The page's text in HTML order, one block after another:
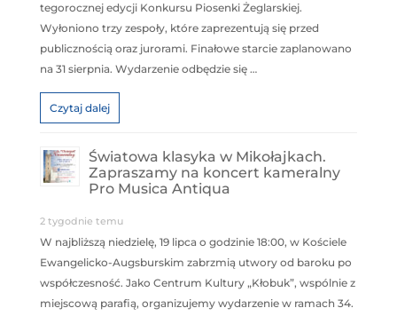
tegorocznej edycji Konkursu Piosenki Żeglarskiej.
Wyłoniono trzy zespoły, które zaprezentują się przed
publicznością oraz jurorami. Finałowe starcie zaplanowano
na 31 sierpnia. Wydarzenie odbędzie się …
Czytaj dalej
Światowa klasyka w Mikołajkach.
Zapraszamy na koncert kameralny
Pro Musica Antiqua
2 tygodnie temu
W najbliższą niedzielę, 19 lipca o godzinie 18:00, w Kościele
Ewangelicko-Augsburskim zabrzmią utwory od baroku po
współczesność. Jako Centrum Kultury „Kłobuk”, wspólnie z
miejscową parafią, organizujemy wydarzenie w ramach 34.